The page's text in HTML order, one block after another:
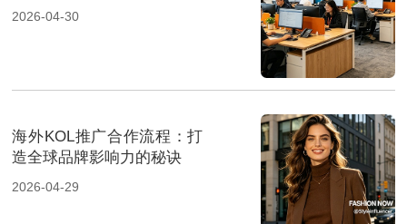
2026-04-30
海外KOL推广合作流程：打
造全球品牌影响力的秘诀
2026-04-29